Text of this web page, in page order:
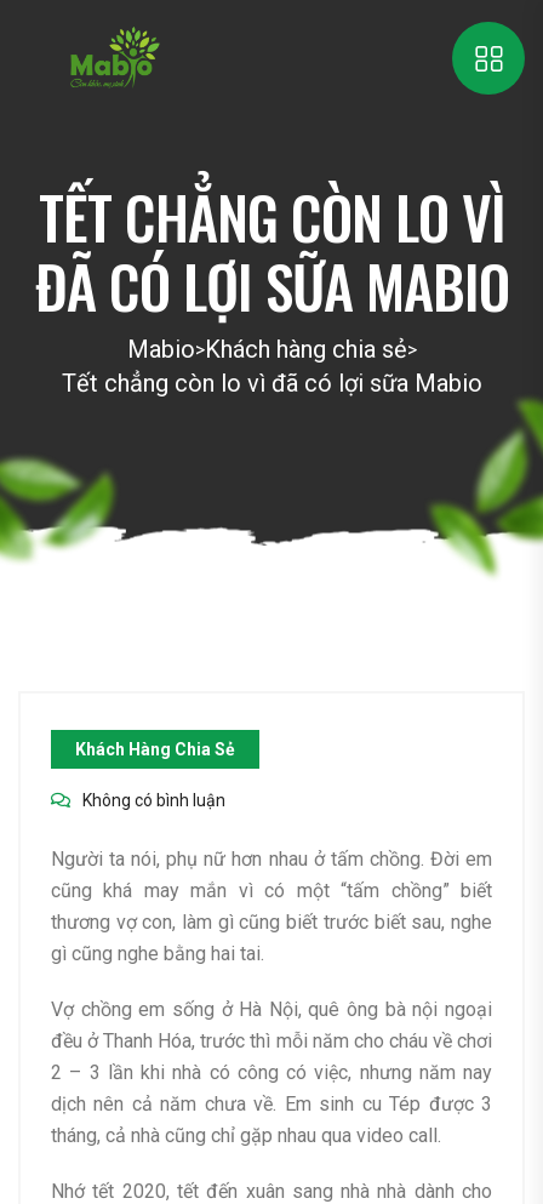
TẾT CHẲNG CÒN LO VÌ
ĐÃ CÓ LỢI SỮA MABIO
Mabio>Khách hàng chia sẻ>
Tết chẳng còn lo vì đã có lợi sữa Mabio
Khách Hàng Chia Sẻ
Không có bình luận
Người ta nói, phụ nữ hơn nhau ở tấm chồng. Đời em
cũng khá may mắn vì có một “tấm chồng” biết
thương vợ con, làm gì cũng biết trước biết sau, nghe
gì cũng nghe bằng hai tai.
Vợ chồng em sống ở Hà Nội, quê ông bà nội ngoại
đều ở Thanh Hóa, trước thì mỗi năm cho cháu về chơi
2 – 3 lần khi nhà có công có việc, nhưng năm nay
dịch nên cả năm chưa về. Em sinh cu Tép được 3
tháng, cả nhà cũng chỉ gặp nhau qua video call.
Nhớ tết 2020, tết đến xuân sang nhà nhà dành cho